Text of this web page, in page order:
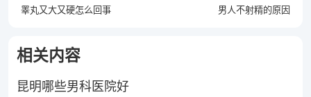
睾丸又大又硬怎么回事 男人不射精的原因
相关内容
昆明哪些男科医院好